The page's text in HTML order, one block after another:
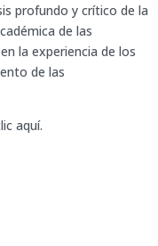
profundo y crítico de la
de las
la experiencia de los
de las
aquí.